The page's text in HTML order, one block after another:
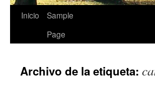
Saltar
Inicio
Sample
Page
Archivo de la etiqueta: